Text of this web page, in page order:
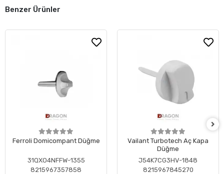
Benzer Ürünler
Ferroli Domicompant Düğme
31QXO4NFFW-1355
8215967357858
Vailant Turbotech Aç Kapa
Düğme
J54K7CG3HV-1848
8215967845270